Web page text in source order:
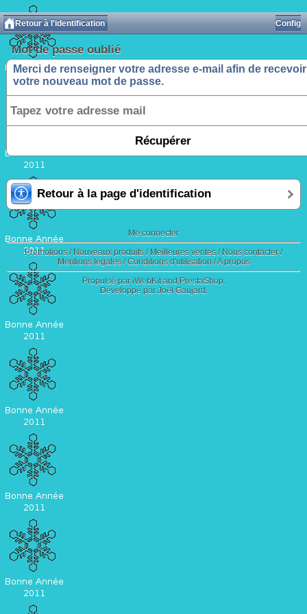
Retour à l'identification Config
Mot de passe oublié
Merci de renseigner votre adresse e-mail afin de recevoir
votre nouveau mot de passe.
Retour à la page d'identification
Me connecter
Promotions / Nouveaux produits / Meilleures ventes / Nous contacter /
Mentions légales/Conditions d'utilisation /A propos
Propulsé par iWebKitand PrestaShop.
Développé par Joël Gaujard.